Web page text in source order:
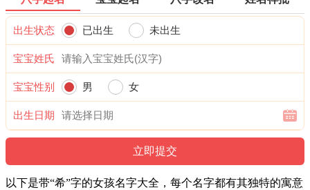
出生状态 已出生 未出生
宝宝姓氏
宝宝性别 男 女
出生日期
以下是带“希”字的女孩名字大全，每个名字都有其独特的寓意